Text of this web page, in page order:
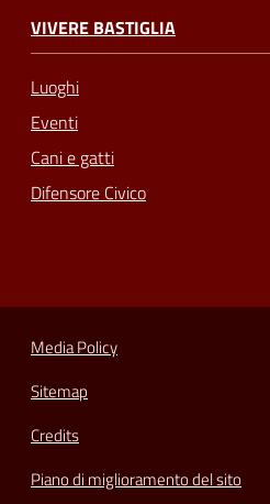
VIVERE BASTIGLIA
Luoghi
Eventi
Cani e gatti
Difensore Civico
Media Policy
Sitemap
Credits
Piano di miglioramento del sito